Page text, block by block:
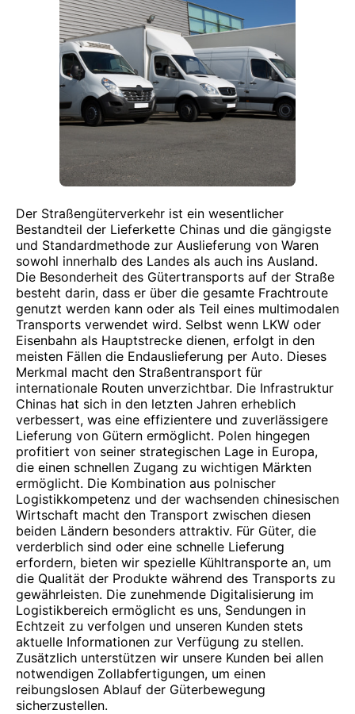
Der Straßengüterverkehr ist ein wesentlicher
Bestandteil der Lieferkette Chinas und die gängigste
und Standardmethode zur Auslieferung von Waren
sowohl innerhalb des Landes als auch ins Ausland.
Die Besonderheit des Gütertransports auf der Straße
besteht darin, dass er über die gesamte Frachtroute
genutzt werden kann oder als Teil eines multimodalen
Transports verwendet wird. Selbst wenn LKW oder
Eisenbahn als Hauptstrecke dienen, erfolgt in den
meisten Fällen die Endauslieferung per Auto. Dieses
Merkmal macht den Straßentransport für
internationale Routen unverzichtbar. Die Infrastruktur
Chinas hat sich in den letzten Jahren erheblich
verbessert, was eine effizientere und zuverlässigere
Lieferung von Gütern ermöglicht. Polen hingegen
profitiert von seiner strategischen Lage in Europa,
die einen schnellen Zugang zu wichtigen Märkten
ermöglicht. Die Kombination aus polnischer
Logistikkompetenz und der wachsenden chinesischen
Wirtschaft macht den Transport zwischen diesen
beiden Ländern besonders attraktiv. Für Güter, die
verderblich sind oder eine schnelle Lieferung
erfordern, bieten wir spezielle Kühltransporte an, um
die Qualität der Produkte während des Transports zu
gewährleisten. Die zunehmende Digitalisierung im
Logistikbereich ermöglicht es uns, Sendungen in
Echtzeit zu verfolgen und unseren Kunden stets
aktuelle Informationen zur Verfügung zu stellen.
Zusätzlich unterstützen wir unsere Kunden bei allen
notwendigen Zollabfertigungen, um einen
reibungslosen Ablauf der Güterbewegung
sicherzustellen.